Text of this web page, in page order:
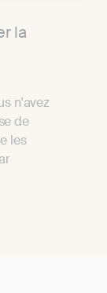
la
n'avez
de
les